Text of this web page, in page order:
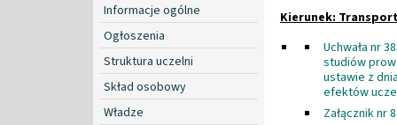
Informacje ogólne
Ogłoszenia
Struktura uczelni
Skład osobowy
Władze
Kierunek:
Uchwała nr
studiów
ustawie z
efektów
Załącznik nr